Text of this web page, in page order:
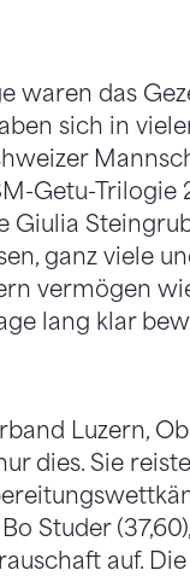
waren das
sich in
Getu-
Giulia
ganz viele
vermögen
lang klar
Luzern,
dies. Sie
Studer
auf.